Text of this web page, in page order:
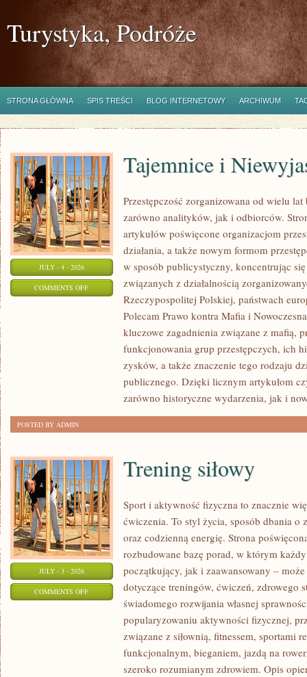
Turystyka, Podróże
STRONA GŁÓWNA SPIS TREŚCI BLOG INTERNETOWY ARCHIWUM
JULY - 4 - 2026
COMMENTS OFFON
TAJEMNICE
NIEWYJAŚNIONE
Tajemnice i
Przestępczość zorganizowana od wielu
zarówno analityków, jak i odbiorców.
artykułów poświęcone organizacjom
działania, a także nowym formom
w sposób publicystyczny, koncentrując
związanych z działalnością
Rzeczypospolitej Polskiej, państwach
Polecam Prawo kontra Mafia i
kluczowe zagadnienia związane z mafią,
funkcjonowania grup przestępczych, ich
zysków, a także znaczenie tego rodzaju
publicznego. Dzięki licznym artykułom
zarówno historyczne wydarzenia, jak i
POSTED BY ADMIN
JULY - 3 - 2026
COMMENTS OFFON
Trening siłowy
Sport i aktywność fizyczna to znacznie
ćwiczenia. To styl życia, sposób dbania o
oraz codzienną energię. Strona
rozbudowane bazę porad, w którym
początkujący, jak i zaawansowany –
dotyczące treningów, ćwiczeń, zdrowego
świadomego rozwijania własnej
popularyzowaniu aktywności fizycznej,
związane z siłownią, fitnessem, sportami
funkcjonalnym, bieganiem, jazdą na
szeroko rozumianym zdrowiem. Opis